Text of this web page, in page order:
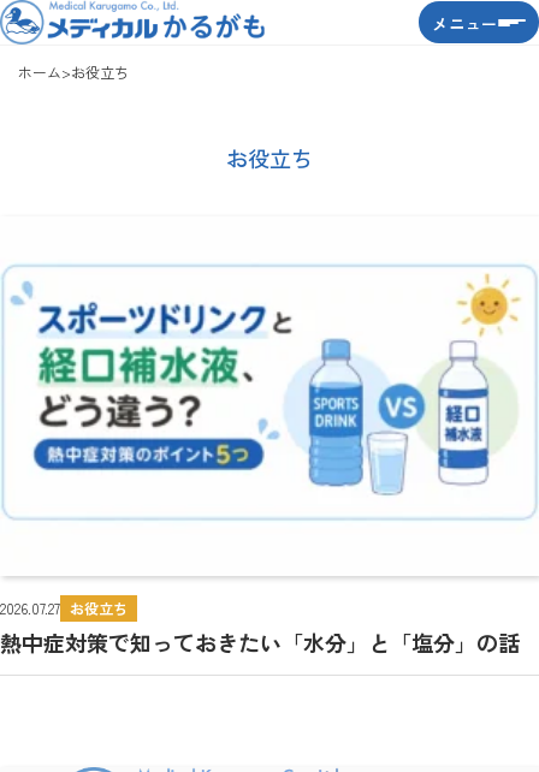
メニュー
ホーム>お役立ち
お役立ち
2026.07.27 お役立ち
熱中症対策で知っておきたい「水分」と「塩分」の話